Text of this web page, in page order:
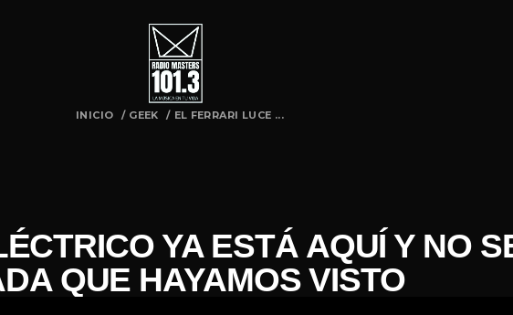
INICIO / GEEK / EL FERRARI LUCE ...
YA ESTÁ AQUÍ Y NO
QUE HAYAMOS VISTO